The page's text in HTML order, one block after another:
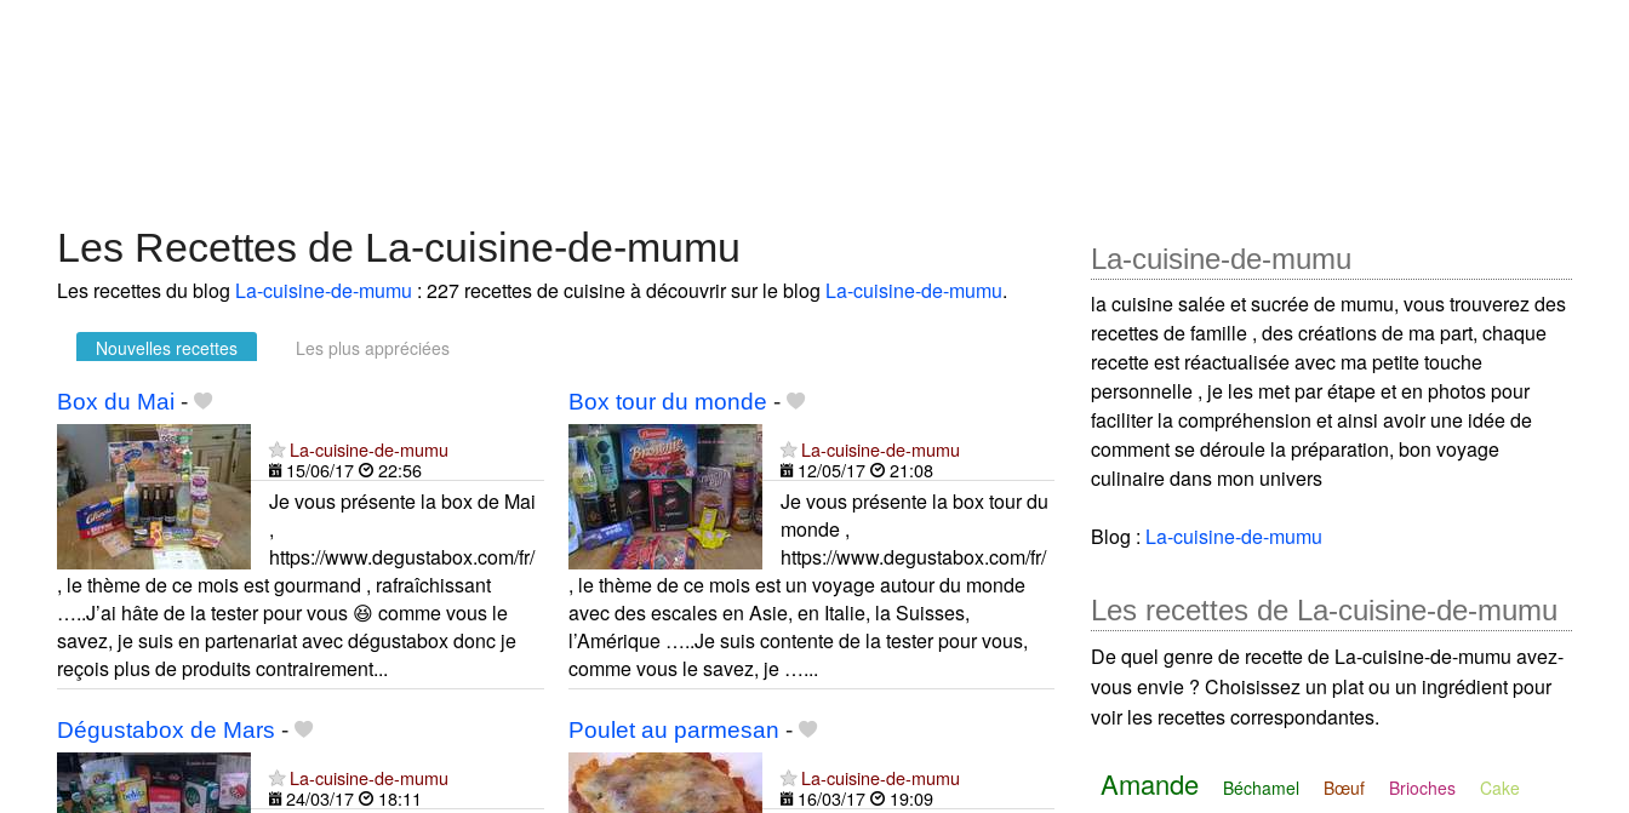
Les Recettes de La-cuisine-de-mumu
Les recettes du blog La-cuisine-de-mumu : 227 recettes de cuisine à découvrir sur le blog La-cuisine-de-mumu.
Nouvelles recettes Les plus appréciées
Box du Mai -
La-cuisine-de-mumu
15/06/17
22:56
Je vous présente la box de Mai
,
https://www.degustabox.com/fr/
, le thème de ce mois est gourmand , rafraîchissant
…..J’ai hâte de la tester pour vous 😆 comme vous le
savez, je suis en partenariat avec dégustabox donc je
reçois plus de produits contrairement...
Box tour du monde -
La-cuisine-de-mumu
12/05/17
21:08
Je vous présente la box tour du
monde ,
https://www.degustabox.com/fr/
, le thème de ce mois est un voyage autour du monde
avec des escales en Asie, en Italie, la Suisses,
l’Amérique …..Je suis contente de la tester pour vous,
comme vous le savez, je …...
Dégustabox de Mars -
La-cuisine-de-mumu
24/03/17
18:11
Poulet au parmesan -
La-cuisine-de-mumu
16/03/17
19:09
La-cuisine-de-mumu
la cuisine salée et sucrée de mumu, vous trouverez des
recettes de famille , des créations de ma part, chaque
recette est réactualisée avec ma petite touche
personnelle , je les met par étape et en photos pour
faciliter la compréhension et ainsi avoir une idée de
comment se déroule la préparation, bon voyage
culinaire dans mon univers
Blog : La-cuisine-de-mumu
Les recettes de La-cuisine-de-mumu
De quel genre de recette de La-cuisine-de-mumu avez-
vous envie ? Choisissez un plat ou un ingrédient pour
voir les recettes correspondantes.
Amande Béchamel Bœuf Brioches Cake